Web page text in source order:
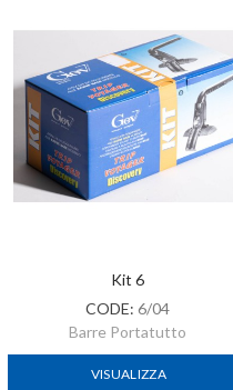
Kit 6
CODE: 6/04
Barre Portatutto
VISUALIZZA